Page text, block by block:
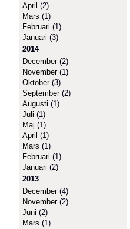
April (2)
Mars (1)
Februari (1)
Januari (3)
2014
December(2)
November(1)
Oktober(3)
September(2)
Augusti (1)
Juli (1)
Maj (1)
April (1)
Mars (1)
Februari (1)
Januari (2)
2013
December(4)
November(2)
Juni (2)
Mars (1)